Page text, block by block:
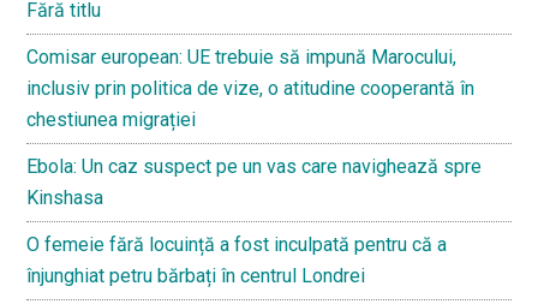
Fără titlu
Comisar european: UE trebuie să impună Marocului,
inclusiv prin politica de vize, o atitudine cooperantă în
chestiunea migrației
Ebola: Un caz suspect pe un vas care navighează spre
Kinshasa
O femeie fără locuință a fost inculpată pentru că a
înjunghiat petru bărbați în centrul Londrei